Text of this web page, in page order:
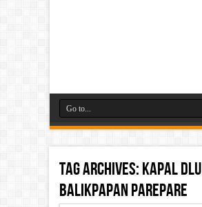
Tag Archives:kapal DLU
Balikpapan Parepare